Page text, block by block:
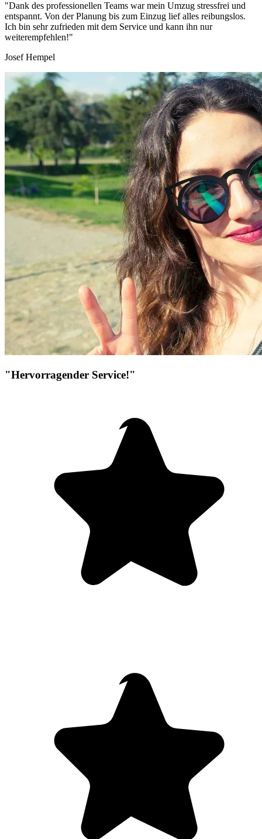
"Dank des professionellen Teams war mein Umzug stressfrei und
entspannt. Von der Planung bis zum Einzug lief alles reibungslos.
Ich bin sehr zufrieden mit dem Service und kann ihn nur
weiterempfehlen!"
Josef Hempel
"Hervorragender Service!"